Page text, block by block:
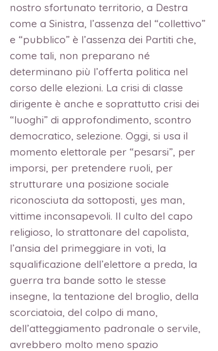
nostro sfortunato territorio, a Destra
come a Sinistra, l’assenza del “collettivo”
e “pubblico” è l’assenza dei Partiti che,
come tali, non preparano né
determinano più l’offerta politica nel
corso delle elezioni. La crisi di classe
dirigente è anche e soprattutto crisi dei
“luoghi” di approfondimento, scontro
democratico, selezione. Oggi, si usa il
momento elettorale per “pesarsi”, per
imporsi, per pretendere ruoli, per
strutturare una posizione sociale
riconosciuta da sottoposti, yes man,
vittime inconsapevoli. Il culto del capo
religioso, lo strattonare del capolista,
l’ansia del primeggiare in voti, la
squalificazione dell’elettore a preda, la
guerra tra bande sotto le stesse
insegne, la tentazione del broglio, della
scorciatoia, del colpo di mano,
dell’atteggiamento padronale o servile,
avrebbero molto meno spazio